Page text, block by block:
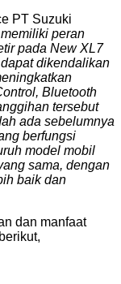
PT Suzuki
peran
pada New XL7
dikendalikan
Bluetooth
tersebut
ada sebelumnya
berfungsi
model mobil
sama, dengan
baik dan
dan manfaat